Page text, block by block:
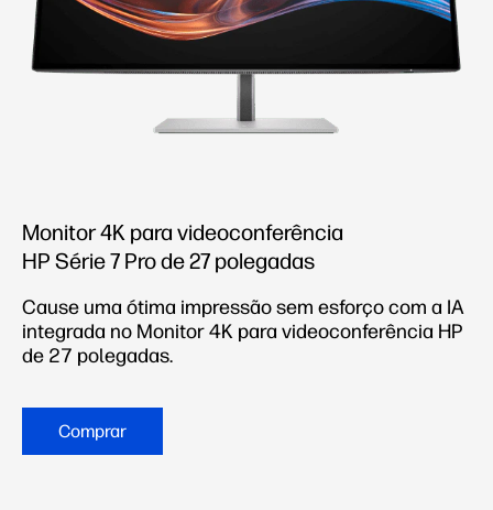
Monitor 4K para videoconferência
HP Série 7 Pro de 27 polegadas
Cause uma ótima impressão sem esforço com a IA
integrada no Monitor 4K para videoconferência HP
de 27 polegadas.
Comprar